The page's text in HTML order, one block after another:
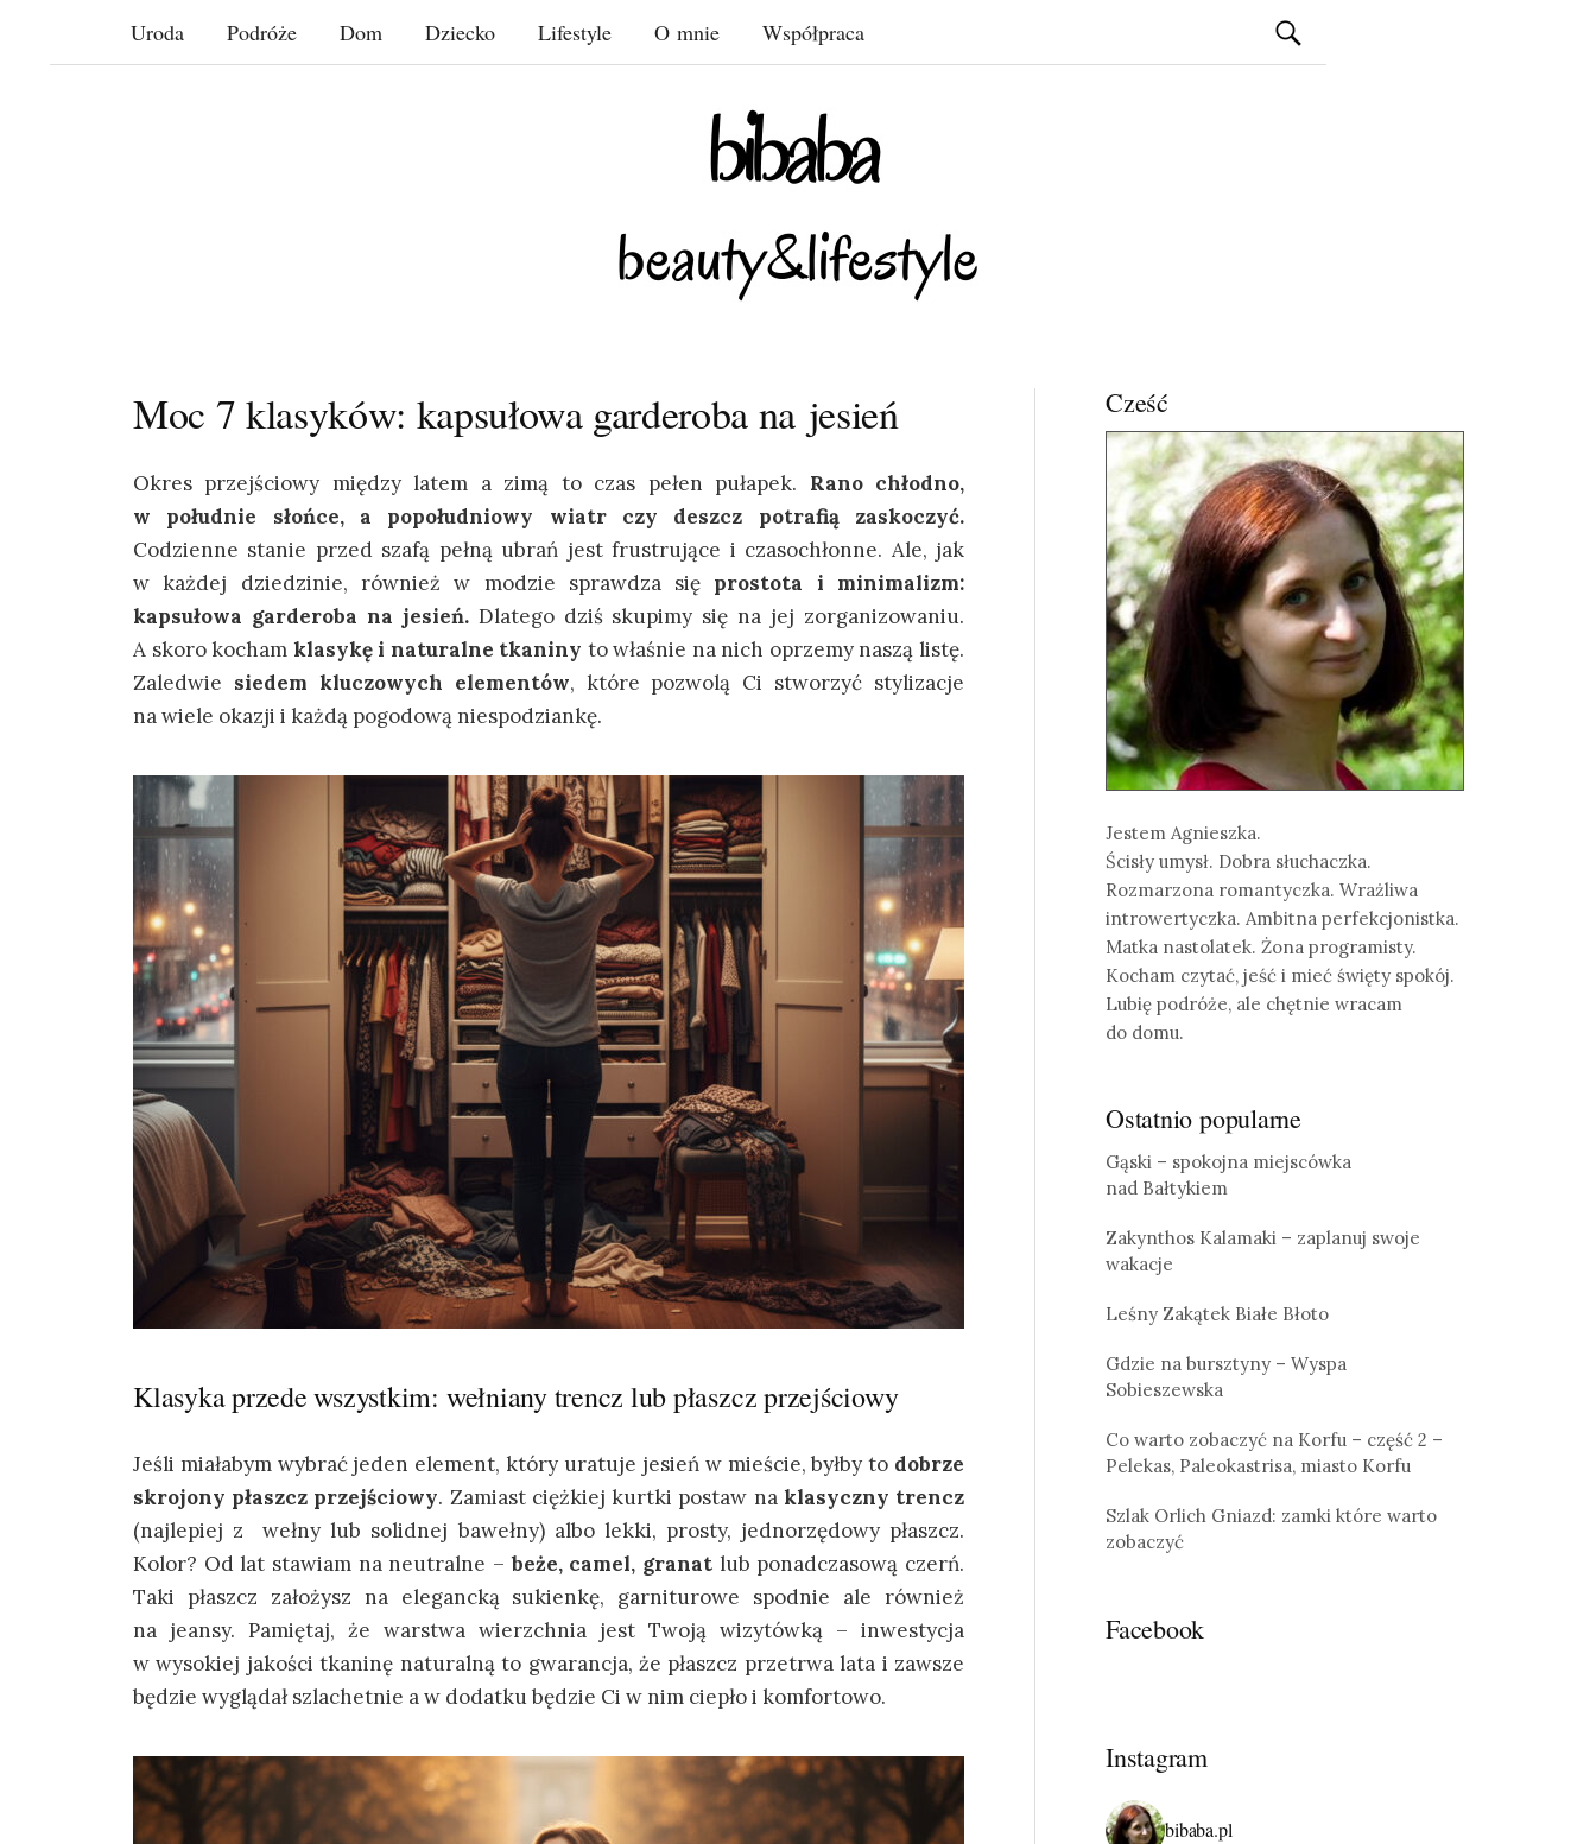
Uroda Podróże Dom Dziecko Lifestyle O mnie Współpraca Szukaj:
Moc 7 klasyków: kapsułowa garderoba na jesień
Okres przejściowy między latem a zimą to czas pełen pułapek. Rano chłodno,
w południe słońce, a popołudniowy wiatr czy deszcz potrafią zaskoczyć.
Codzienne stanie przed szafą pełną ubrań jest frustrujące i czasochłonne. Ale, jak
w każdej dziedzinie, również w modzie sprawdza się prostota i minimalizm:
kapsułowa garderoba na jesień. Dlatego dziś skupimy się na jej zorganizowaniu.
A skoro kocham klasykę i naturalne tkaniny to właśnie na nich oprzemy naszą listę.
Zaledwie siedem kluczowych elementów, które pozwolą Ci stworzyć stylizacje
na wiele okazji i każdą pogodową niespodziankę.
Klasyka przede wszystkim: wełniany trencz lub płaszcz przejściowy
Jeśli miałabym wybrać jeden element, który uratuje jesień w mieście, byłby to dobrze
skrojony płaszcz przejściowy. Zamiast ciężkiej kurtki postaw na klasyczny trencz
(najlepiej z wełny lub solidnej bawełny) albo lekki, prosty, jednorzędowy płaszcz.
Kolor? Od lat stawiam na neutralne –beże, camel, granat lub ponadczasową czerń.
Taki płaszcz założysz na elegancką sukienkę, garniturowe spodnie ale również
na jeansy. Pamiętaj, że warstwa wierzchnia jest Twoją wizytówką – inwestycja
w wysokiej jakości tkaninę naturalną to gwarancja, że płaszcz przetrwa lata i zawsze
będzie wyglądał szlachetnie a w dodatku będzie Ci w nim ciepło i komfortowo.
Cześć
Jestem Agnieszka.
Ścisły umysł. Dobra słuchaczka.
Rozmarzona romantyczka. Wrażliwa
introwertyczka. Ambitna perfekcjonistka.
Matka nastolatek. Żona programisty.
Kocham czytać, jeść i mieć święty spokój.
Lubię podróże, ale chętnie wracam
do domu.
Ostatnio popularne
Gąski – spokojna miejscówka
nad Bałtykiem
Zakynthos Kalamaki – zaplanuj swoje
wakacje
Leśny Zakątek Białe Błoto
Gdzie na bursztyny – Wyspa
Sobieszewska
Co warto zobaczyć na Korfu – część 2 –
Pelekas, Paleokastrisa, miasto Korfu
Szlak Orlich Gniazd: zamki które warto
zobaczyć
Facebook
Instagram
bibaba.pl